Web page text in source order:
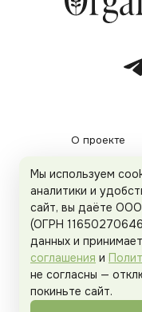
О проекте
Рекламодателям
Мы используем
аналитики и
сайт, вы даёте
(ОГРН
данных и
соглашения и
не согласны —
покиньте сайт.